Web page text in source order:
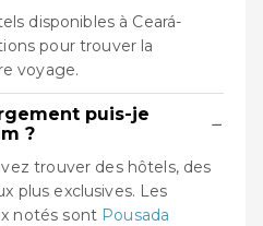
disponibles à Ceará-
pour trouver la
voyage.
puis-je
?
−
trouver des hôtels, des
plus exclusives. Les
notés sont Pousada